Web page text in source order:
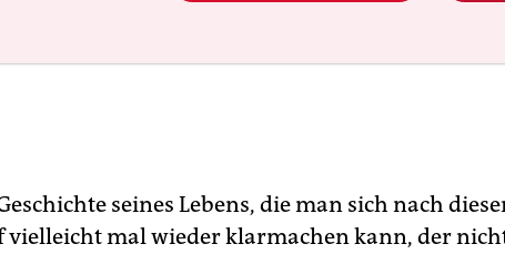
seines Lebens, die man sich nach
vielleicht mal wieder klarmachen kann, der